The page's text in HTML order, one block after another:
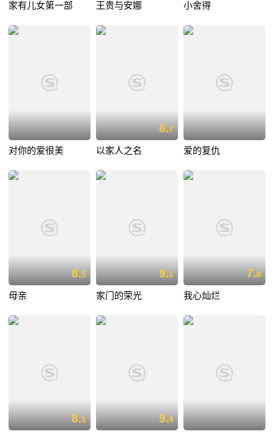
家有儿女第一部 王贵与安娜 小舍得
对你的爱很美
6.7
以家人之名 爱的复仇
8.5
母亲
9.1
家门的荣光
7.8
我心灿烂
8.1 9.4